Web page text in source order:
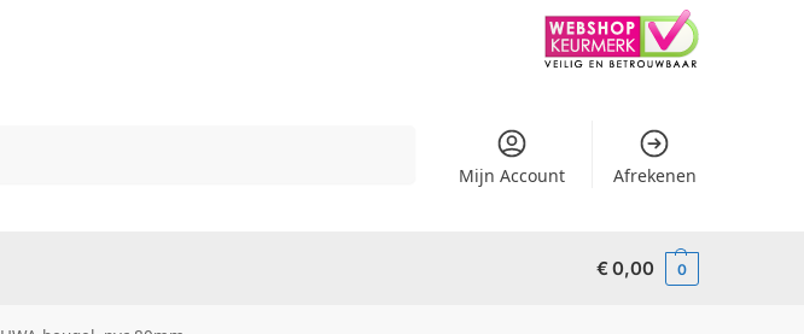
Mijn Account Afrekenen
€ 0,00 0